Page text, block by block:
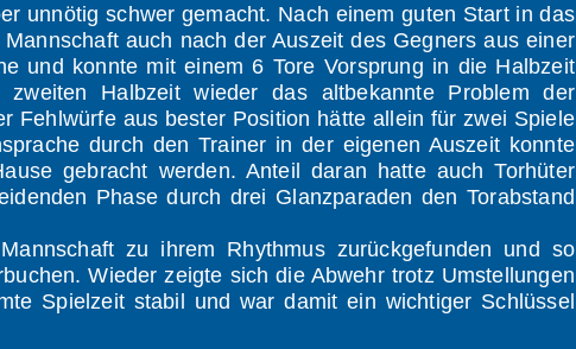
unnötig schwer gemacht. Nach einem guten Start in das
auch nach der Auszeit des Gegners aus einer
und konnte mit einem 6 Tore Vorsprung in die Halbzeit
Halbzeit wieder das altbekannte Problem der
Fehlwürfe aus bester Position hätte allein für zwei Spiele
durch den Trainer in der eigenen Auszeit konnte
gebracht werden. Anteil daran hatte auch Torhüter
Phase durch drei Glanzparaden den Torabstand
zu ihrem Rhythmus zurückgefunden und so
Wieder zeigte sich die Abwehr trotz Umstellungen
Spielzeit stabil und war damit ein wichtiger Schlüssel